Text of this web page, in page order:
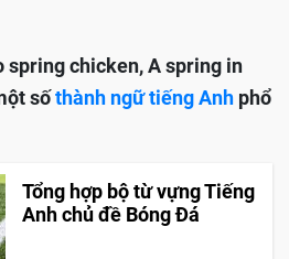
spring chicken, A spring in
sốthành ngữ tiếng Anh phổ
Tổng hợp bộ từ vựng Tiếng
Anh chủ đề Bóng Đá